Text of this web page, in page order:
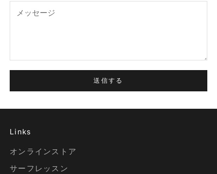
送信する
Links
オンラインストア
サーフレッスン